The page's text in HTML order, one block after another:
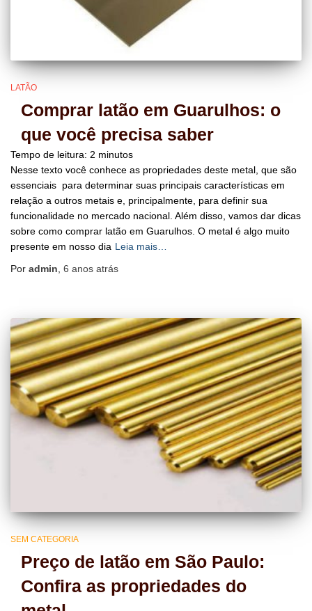
LATÃO
Comprar latão em Guarulhos: o
que você precisa saber
Tempo de leitura: 2 minutos
Nesse texto você conhece as propriedades deste metal, que são
essenciais para determinar suas principais características em
relação a outros metais e, principalmente, para definir sua
funcionalidade no mercado nacional. Além disso, vamos dar dicas
sobre como comprar latão em Guarulhos. O metal é algo muito
presente em nosso dia Leia mais…
Por admin 6 anos atrás
SEM CATEGORIA
Preço de latão em São Paulo:
Confira as propriedades do